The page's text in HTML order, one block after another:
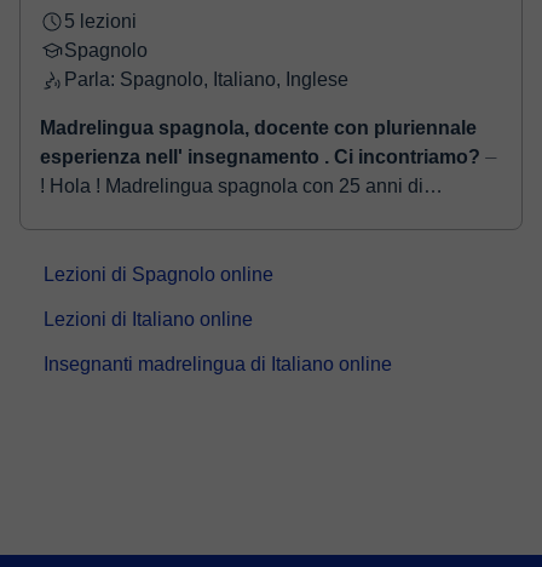
5 lezioni
Spagnolo
Parla: Spagnolo, Italiano, Inglese
Madrelingua spagnola, docente con pluriennale
esperienza nell' insegnamento . Ci incontriamo? ⏤
! Hola ! Madrelingua spagnola con 25 anni di
Lezioni di Spagnolo online
Lezioni di Italiano online
Insegnanti madrelingua di Italiano online